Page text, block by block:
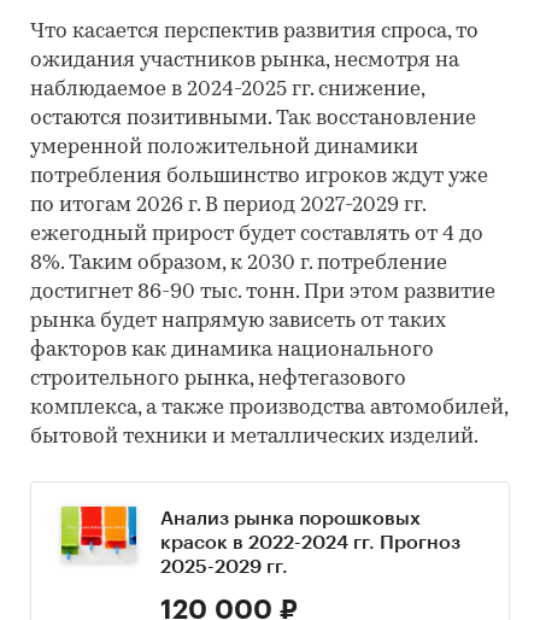
Что касается перспектив развития спроса, то
ожидания участников рынка, несмотря на
наблюдаемое в 2024-2025 гг. снижение,
остаются позитивными. Так восстановление
умеренной положительной динамики
потребления большинство игроков ждут уже
по итогам 2026 г. В период 2027-2029 гг.
ежегодный прирост будет составлять от 4 до
8%. Таким образом, к 2030 г. потребление
достигнет 86-90 тыс. тонн. При этом развитие
рынка будет напрямую зависеть от таких
факторов как динамика национального
строительного рынка, нефтегазового
комплекса, а также производства автомобилей,
бытовой техники и металлических изделий.
Анализ рынка порошковых
красок в 2022-2024 гг. Прогноз
2025-2029 гг.
120 000 ₽